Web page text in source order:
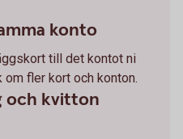
konto
till det kontot ni
om fler kort och konton.
och kvitton